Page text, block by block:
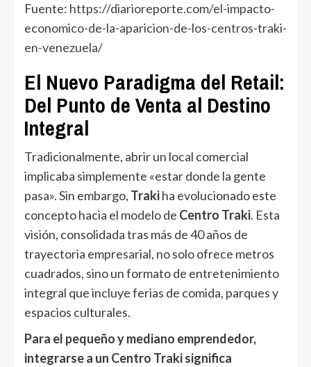
Fuente: https://diarioreporte.com/el-impacto-
economico-de-la-aparicion-de-los-centros-traki-
en-venezuela/
El Nuevo Paradigma del Retail:
Del Punto de Venta al Destino
Integral
Tradicionalmente, abrir un local comercial
implicaba simplemente «estar donde la gente
pasa». Sin embargo, Trakiha evolucionado este
concepto hacia el modelo de Centro Traki. Esta
visión, consolidada tras más de 40 años de
trayectoria empresarial, no solo ofrece metros
cuadrados, sino un formato de entretenimiento
integral que incluye ferias de comida, parques y
espacios culturales.
Para el pequeño y mediano emprendedor,
integrarse a un Centro Traki significa